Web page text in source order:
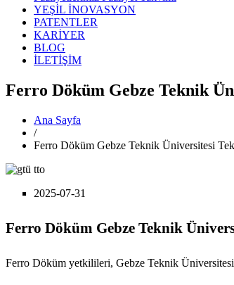
YEŞİL İNOVASYON
PATENTLER
KARİYER
BLOG
İLETİŞİM
Ferro Döküm Gebze Teknik
Ana Sayfa
/
Ferro Döküm Gebze Teknik Üniversitesi
2025-07-31
Ferro Döküm Gebze Teknik
Ferro Döküm yetkilileri, Gebze Teknik